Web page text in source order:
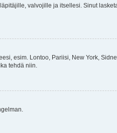
valvojille ja itsellesi. Sinut
esim. Lontoo, Pariisi, New York,
tehdä niin.